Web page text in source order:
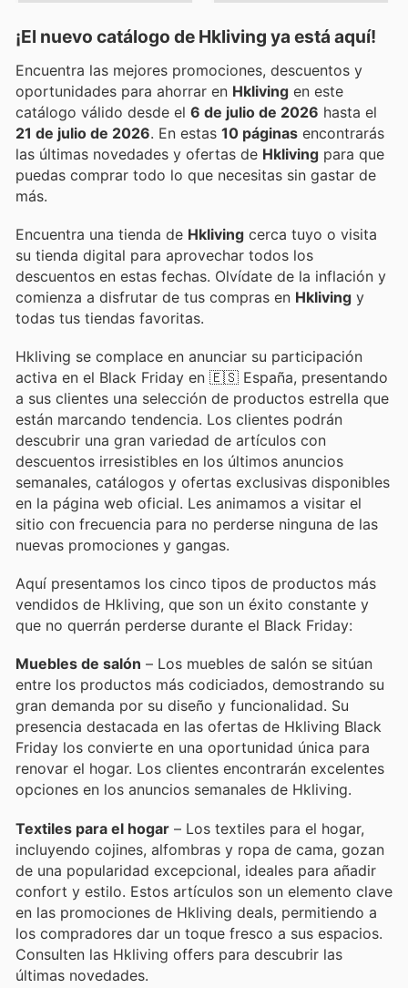
¡El nuevo catálogo de Hkliving ya está aquí!
Encuentra las mejores promociones, descuentos y
oportunidades para ahorrar en Hkliving en este
catálogo válido desde el 6 de julio de 2026 hasta el
21 de julio de 2026 . En estas 10 páginas encontrarás
las últimas novedades y ofertas de Hkliving para que
puedas comprar todo lo que necesitas sin gastar de
más.
Encuentra una tienda de Hkliving cerca tuyo o visita
su tienda digital para aprovechar todos los
descuentos en estas fechas. Olvídate de la inflación y
comienza a disfrutar de tus compras en Hkliving y
todas tus tiendas favoritas.
Hkliving se complace en anunciar su participación
activa en el Black Friday en 🇪🇸 España, presentando
a sus clientes una selección de productos estrella que
están marcando tendencia. Los clientes podrán
descubrir una gran variedad de artículos con
descuentos irresistibles en los últimos anuncios
semanales, catálogos y ofertas exclusivas disponibles
en la página web oficial. Les animamos a visitar el
sitio con frecuencia para no perderse ninguna de las
nuevas promociones y gangas.
Aquí presentamos los cinco tipos de productos más
vendidos de Hkliving, que son un éxito constante y
que no querrán perderse durante el Black Friday:
Muebles de salón – Los muebles de salón se sitúan
entre los productos más codiciados, demostrando su
gran demanda por su diseño y funcionalidad. Su
presencia destacada en las ofertas de Hkliving Black
Friday los convierte en una oportunidad única para
renovar el hogar. Los clientes encontrarán excelentes
opciones en los anuncios semanales de Hkliving.
Textiles para el hogar – Los textiles para el hogar,
incluyendo cojines, alfombras y ropa de cama, gozan
de una popularidad excepcional, ideales para añadir
confort y estilo. Estos artículos son un elemento clave
en las promociones de Hkliving deals, permitiendo a
los compradores dar un toque fresco a sus espacios.
Consulten las Hkliving offers para descubrir las
últimas novedades.